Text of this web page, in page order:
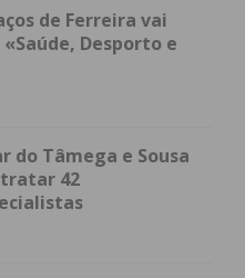
de Ferreira vai
Desporto e
do Tâmega e Sousa
42